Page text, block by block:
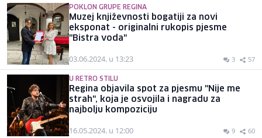
POKLON GRUPE REGINA
Muzej književnosti bogatiji za novi
eksponat - originalni rukopis pjesme
"Bistra voda"
03.06.2024. u 13:23 3 57
U RETRO STILU
Regina objavila spot za pjesmu "Nije me
strah", koja je osvojila i nagradu za
najbolju kompoziciju
16.05.2024. u 12:00 9 60